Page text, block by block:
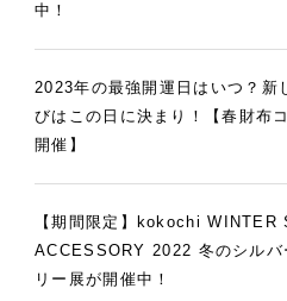
中！
2023年の最強開運日はいつ？新
びはこの日に決まり！【春財布
開催】
【期間限定】kokochi WINTER
ACCESSORY 2022 冬のシルバ
リー展が開催中！